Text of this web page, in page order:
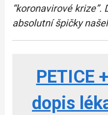
“koronavirové krize”.
absolutní špičky
PETICE
dopis